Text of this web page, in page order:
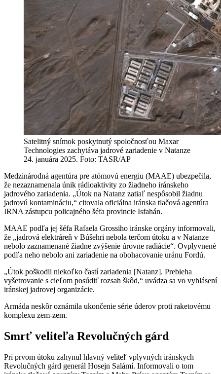
Satelitný snímok poskytnutý spoločnosťou Maxar
Technologies zachytáva jadrové zariadenie v Natanze
24. januára 2025. Foto: TASR/AP
Medzinárodná agentúra pre atómovú energiu (MAAE) ubezpečila,
že nezaznamenala únik rádioaktivity zo žiadneho iránskeho
jadrového zariadenia. „Útok na Natanz zatiaľ nespôsobil žiadnu
jadrovú kontamináciu,“ citovala oficiálna iránska tlačová agentúra
IRNA zástupcu policajného šéfa provincie Isfahán.
MAAE podľa jej šéfa Rafaela Grossiho iránske orgány informovali,
že „jadrová elektráreň v Búšehri nebola terčom útoku a v Natanze
nebolo zaznamenané žiadne zvýšenie úrovne radiácie“. Ovplyvnené
podľa neho nebolo ani zariadenie na obohacovanie uránu Fordú.
„Útok poškodil niekoľko častí zariadenia [Natanz]. Prebieha
vyšetrovanie s cieľom posúdiť rozsah škôd,“ uvádza sa vo vyhlásení
iránskej jadrovej organizácie.
Armáda neskôr oznámila ukončenie série úderov proti raketovému
komplexu zem-zem.
Smrť veliteľa Revolučných gárd
Pri prvom útoku zahynul hlavný veliteľ vplyvných iránskych
Revolučných gárd generál Hosejn Salámí. Informovali o tom